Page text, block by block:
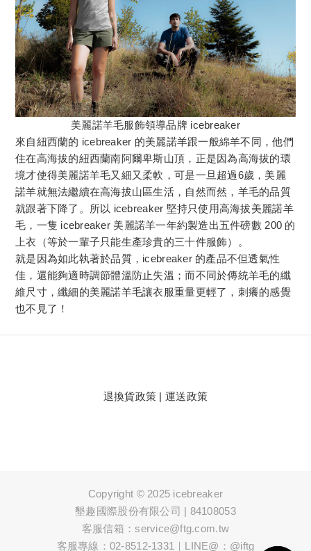
美麗諾羊毛服飾領導品牌 icebreaker
來自紐西蘭的 icebreaker 的美麗諾羊跟一般綿羊不同，他們
住在高海拔的紐西蘭南阿爾卑斯山頂，正是因為高海拔的環
境才使得美麗諾羊毛又細又柔軟，可是一旦超過6歲，美麗
諾羊就無法繼續在高海拔山區生活，自然而然，羊毛的品質
就跟著下降了。所以 icebreaker 堅持只使用高海拔美麗諾羊
毛，一隻 icebreaker 美麗諾羊一年約製造出五件磅數 200 的
上衣（等於一輩子只能生產珍貴的三十件服飾）。
就是因為如此執著於品質，icebreaker 的產品不但透氣性
佳，還能夠適時調節體溫防止失溫；而不同於傳統羊毛的纖
維尺寸，纖細的美麗諾羊毛讓衣服重量更輕了，刺癢的感覺
也不見了！
退換貨政策 |運送政策
Copyright © 2025 icebreaker
墾趣國際股份有限公司 | 84108053
客服信箱：service@ftg.com.tw
客服專線：02-8512-1331｜LINE@：@iftg